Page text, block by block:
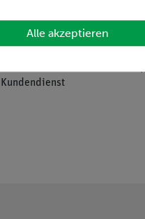
Einräumservice
Inbetriebnahme &
Kundendienst
Alle akzeptieren